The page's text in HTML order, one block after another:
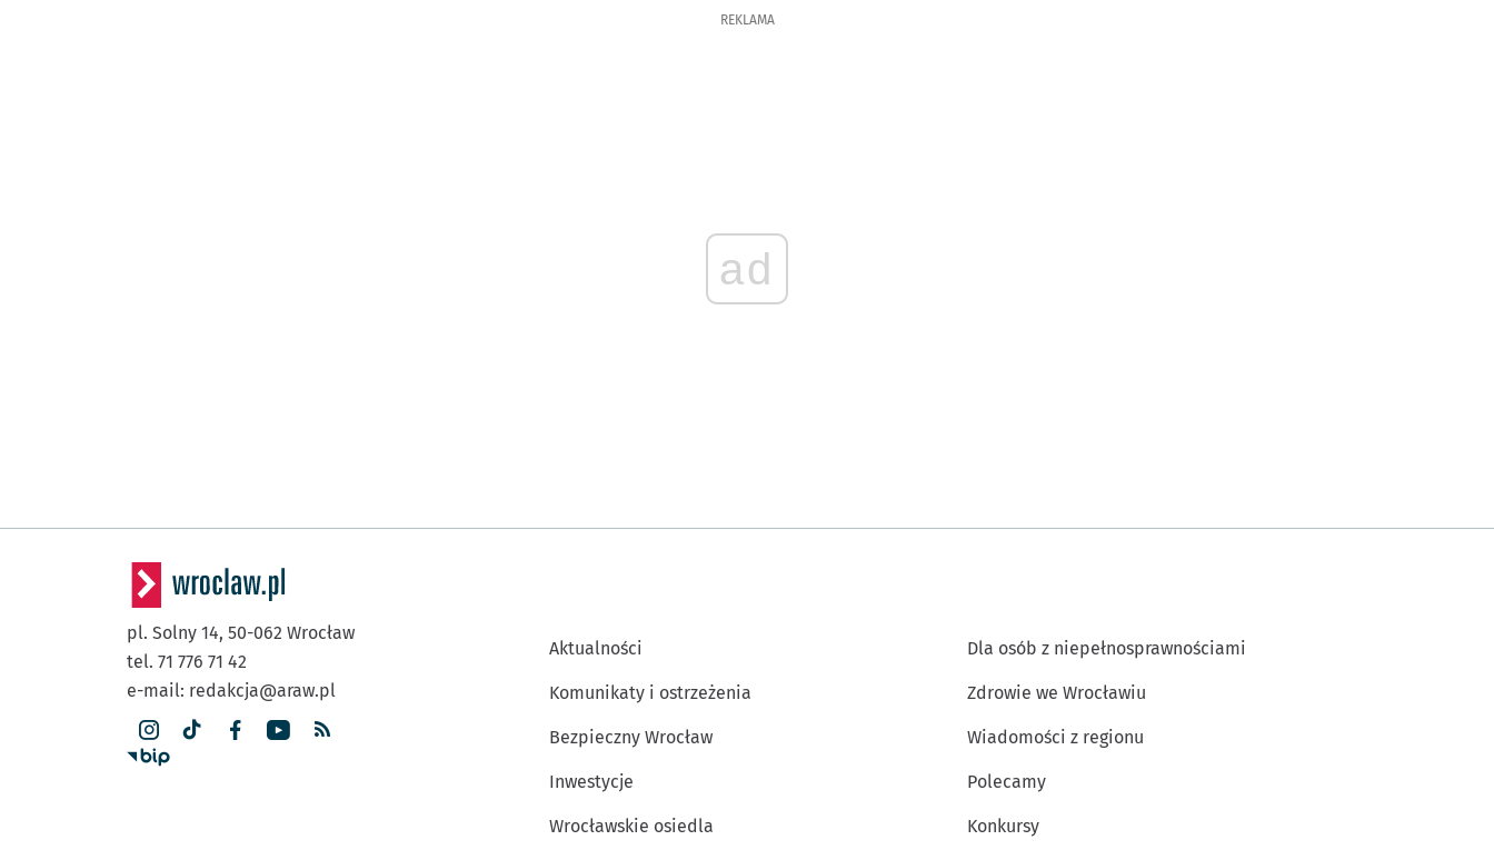
REKLAMA
ad
pl. Solny 14, 50-062 Wrocław
tel. 71 776 71 42
e-mail: redakcja@araw.pl
Aktualności
Komunikaty i ostrzeżenia
Bezpieczny Wrocław
Inwestycje
Wrocławskie osiedla
Dla osób z niepełnosprawnościami
Zdrowie we Wrocławiu
Wiadomości z regionu
Polecamy
Konkursy